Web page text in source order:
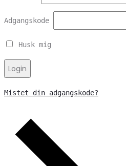
Adgangskode
Husk mig
Login
Mistet din adgangskode?